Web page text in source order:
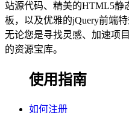
站源代码、精美的HTML5静
板，以及优雅的jQuery前端
无论您是寻找灵感、加速项
的资源宝库。
使用指南
如何注册